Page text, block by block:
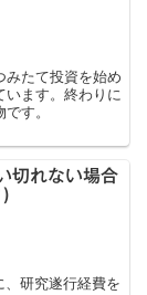
たて投資を始め
ます。終わりに
す。
切れない場合
研究遂行経費を